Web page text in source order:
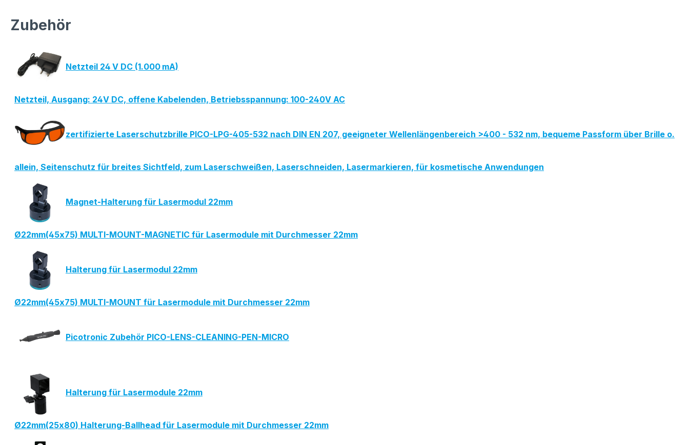
Zubehör
Netzteil 24 V DC (1.000 mA)
Netzteil, Ausgang: 24V DC, offene Kabelenden, Betriebsspannung: 100-240V AC
zertifizierte Laserschutzbrille PICO-LPG-405-532 nach DIN EN 207, geeigneter Wellenlängenbereich >400 - 532 nm, bequeme Passform über Brille o.
allein, Seitenschutz für breites Sichtfeld, zum Laserschweißen, Laserschneiden, Lasermarkieren, für kosmetische Anwendungen
Magnet-Halterung für Lasermodul 22mm
Ø22mm(45x75) MULTI-MOUNT-MAGNETIC für Lasermodule mit Durchmesser 22mm
Halterung für Lasermodul 22mm
Ø22mm(45x75) MULTI-MOUNT für Lasermodule mit Durchmesser 22mm
Picotronic Zubehör PICO-LENS-CLEANING-PEN-MICRO
Halterung für Lasermodule 22mm
Ø22mm(25x80) Halterung-Ballhead für Lasermodule mit Durchmesser 22mm